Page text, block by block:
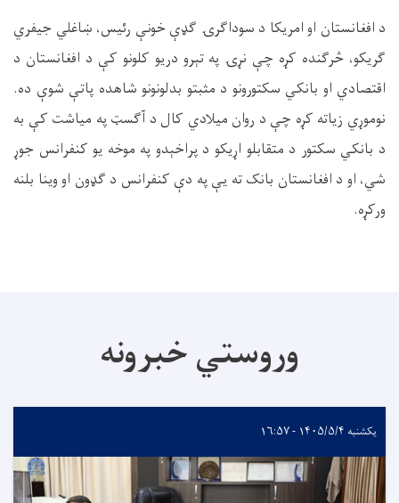
د افغانستان او امریکا د سوداګرۍ ګډې خونې رئیس، ښاغلي جیفري
ګریکو، څرګنده کړه چې نړۍ په تېرو دریو کلونو کې د افغانستان د
اقتصادي او بانکي سکتورونو د مثبتو بدلونونو شاهده پاتې شوې ده.
نوموړي زیاته کړه چې د روان میلادي کال د آګسټ په میاشت کې به
د بانکي سکتور د متقابلو اړیکو د پراخېدو په موخه یو کنفرانس جوړ
شي، او د افغانستان بانک ته یې په دې کنفرانس د ګډون او وینا بلنه
ورکړه.
وروستي خبرونه
یکشنبه ۱۴۰۵/۵/۴ - ۱۶:۵۷